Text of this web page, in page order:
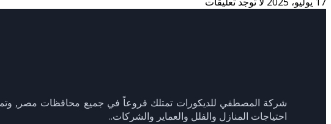
احتياجات المنازل والفلل والعماير والشركات..